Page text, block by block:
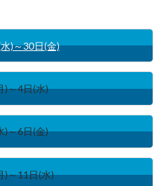
)～30日(金)
～4日(水)
～6日(金)
～11日(水)